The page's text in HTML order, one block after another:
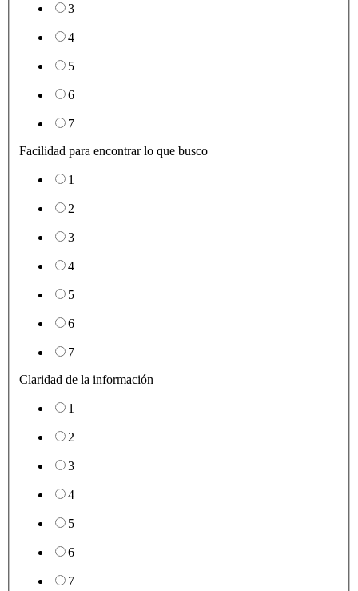
3
4
5
6
7
Facilidad para encontrar lo que busco
1
2
3
4
5
6
7
Claridad de la información
1
2
3
4
5
6
7